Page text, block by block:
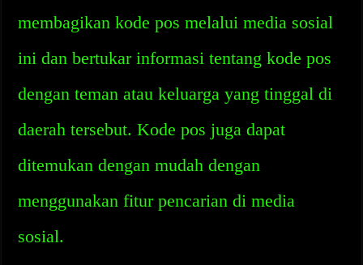
membagikan kode pos melalui media sosial
ini dan bertukar informasi tentang kode pos
dengan teman atau keluarga yang tinggal di
daerah tersebut. Kode pos juga dapat
ditemukan dengan mudah dengan
menggunakan fitur pencarian di media
sosial.